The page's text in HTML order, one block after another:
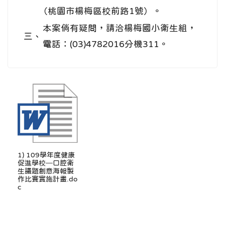
（桃園市楊梅區校前路1號）。
三、
本案倘有疑問，請洽楊梅國小衛生組，
電話：(03)4782016分機311。
1) 109學年度健康
促進學校─口腔衛
生議題創意海報製
作比賽實施計畫.do
c